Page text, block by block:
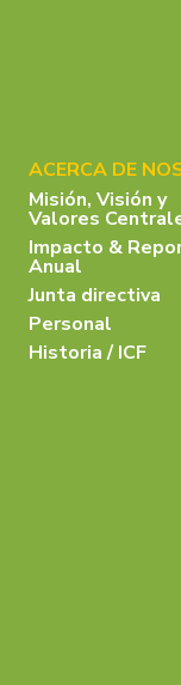
ACERCA DE
Misión, Visión y
Valores
Impacto &
Anual
Junta directiva
Personal
Historia / ICF